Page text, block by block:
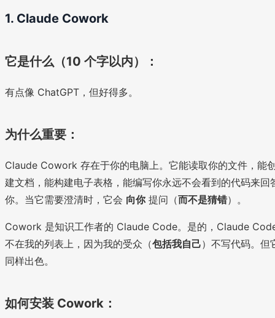
1. Claude Cowork
它是什么（10 个字以内）：
有点像 ChatGPT，但好得多。
为什么重要：
Claude Cowork 存在于你的电脑上。它能读取你的文件，能
建文档，能构建电子表格，能编写你永远不会看到的代码来回
你。当它需要澄清时，它会 向你提问（而不是猜错）。
Cowork 是知识工作者的 Claude Code。是的，Claude
不在我的列表上，因为我的受众（包括我自己）不写代码。但
同样出色。
如何安装 Cowork：